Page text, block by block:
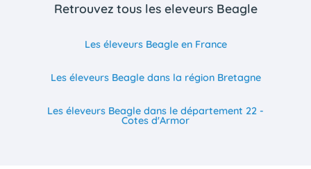
Retrouvez tous les eleveurs Beagle
Les éleveurs Beagle en France
Les éleveurs Beagle dans la région Bretagne
Les éleveurs Beagle dans le département 22 -
Cotes d'Armor